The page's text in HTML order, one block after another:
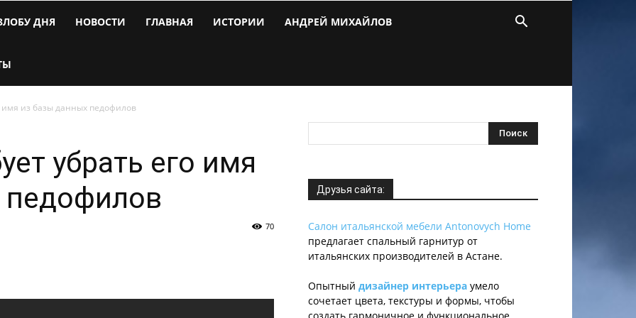
ДНЯ НОВОСТИ ГЛАВНАЯ ИСТОРИИ АНДРЕЙ МИХАЙЛОВ
имя из базы данных педофилов
убрать его имя
70
Друзья сайта:
Салон итальянской мебели Antonovych Home
предлагает спальный гарнитур от
итальянских производителей в Астане.
Опытный дизайнер интерьера умело
сочетает цвета, текстуры и формы, чтобы